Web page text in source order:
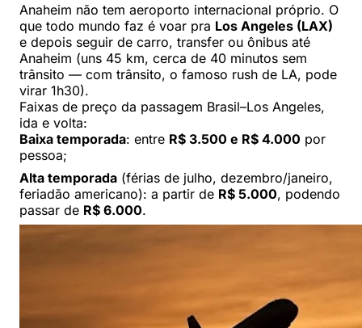
Anaheim não tem aeroporto internacional próprio. O
que todo mundo faz é voar pra Los Angeles (LAX)
e depois seguir de carro, transfer ou ônibus até
Anaheim (uns 45 km, cerca de 40 minutos sem
trânsito — com trânsito, o famoso rush de LA, pode
virar 1h30).
Faixas de preço da passagem Brasil–Los Angeles,
ida e volta:
Baixa temporada: entre R$ 3.500 e R$ 4.000 por
pessoa;
Alta temporada (férias de julho, dezembro/janeiro,
feriadão americano): a partir de R$ 5.000, podendo
passar de R$ 6.000.